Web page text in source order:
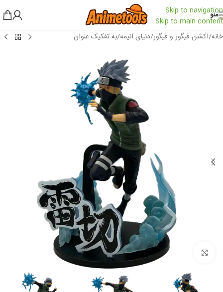
Skip to navigation
Skip to main content
منو
خانه/اکشن فیگور و فیگور/دنیای انیمه/به تفکیک عنوان
بزرگنمایی تصویر